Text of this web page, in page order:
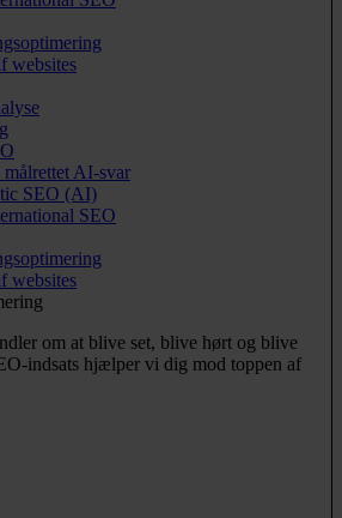
websites
AI-svar
SEO (AI)
SEO
websites
om at blive set, blive hørt og blive
indsats hjælper vi dig mod toppen af